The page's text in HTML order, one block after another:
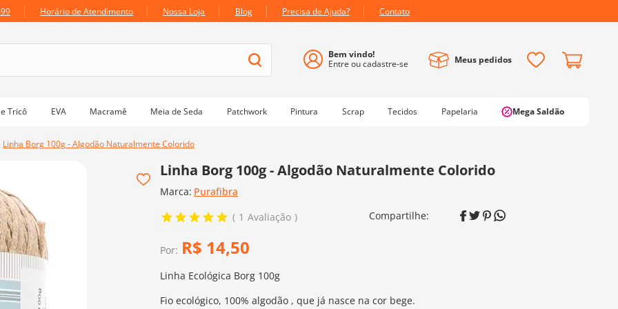
Horário de Atendimento Nossa Loja Blog Precisa de Ajuda? Contato
Meus pedidos
Tricô EVA Macramê Meia de Seda Patchwork Pintura Scrap Tecidos Papelaria Mega Saldão
Linha Borg 100g - Algodão Naturalmente Colorido
Linha Borg 100g - Algodão Naturalmente Colorido
Marca: Purafibra
1 Avaliação
Por: R$ 14,50
Linha Ecológica Borg 100g
Fio ecológico, 100% algodão , que já nasce na cor bege.